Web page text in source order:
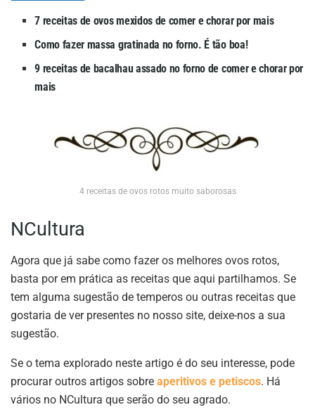
7 receitas de ovos mexidos de comer e chorar por mais
Como fazer massa gratinada no forno. É tão boa!
9 receitas de bacalhau assado no forno de comer e chorar por
mais
4 receitas de ovos rotos muito saborosas
NCultura
Agora que já sabe como fazer os melhores ovos rotos,
basta por em prática as receitas que aqui partilhamos. Se
tem alguma sugestão de temperos ou outras receitas que
gostaria de ver presentes no nosso site, deixe-nos a sua
sugestão.
Se o tema explorado neste artigo é do seu interesse, pode
procurar outros artigos sobre aperitivos e petiscos. Há
vários no NCultura que serão do seu agrado.